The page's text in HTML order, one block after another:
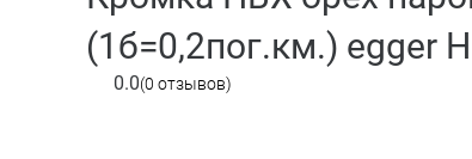
(1б=0,2пог.км.) egger
0.0(0 отзывов)